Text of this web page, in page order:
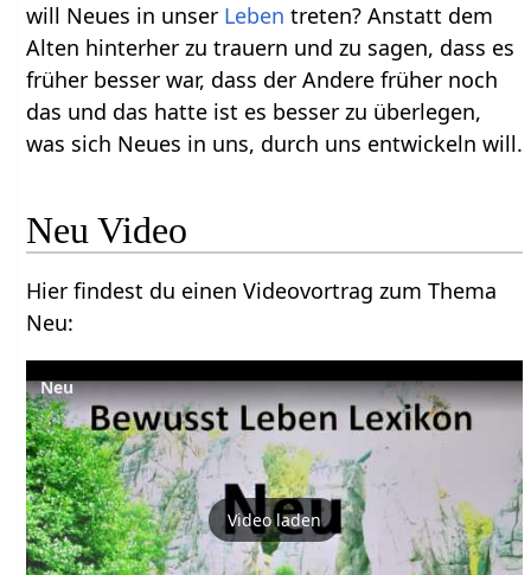
will Neues in unser Leben treten? Anstatt dem
Alten hinterher zu trauern und zu sagen, dass es
früher besser war, dass der Andere früher noch
das und das hatte ist es besser zu überlegen,
was sich Neues in uns, durch uns entwickeln will.
Neu‏‎ Video
Hier findest du einen Videovortrag zum Thema
Neu‏‎:
Neu‏‎
Video laden